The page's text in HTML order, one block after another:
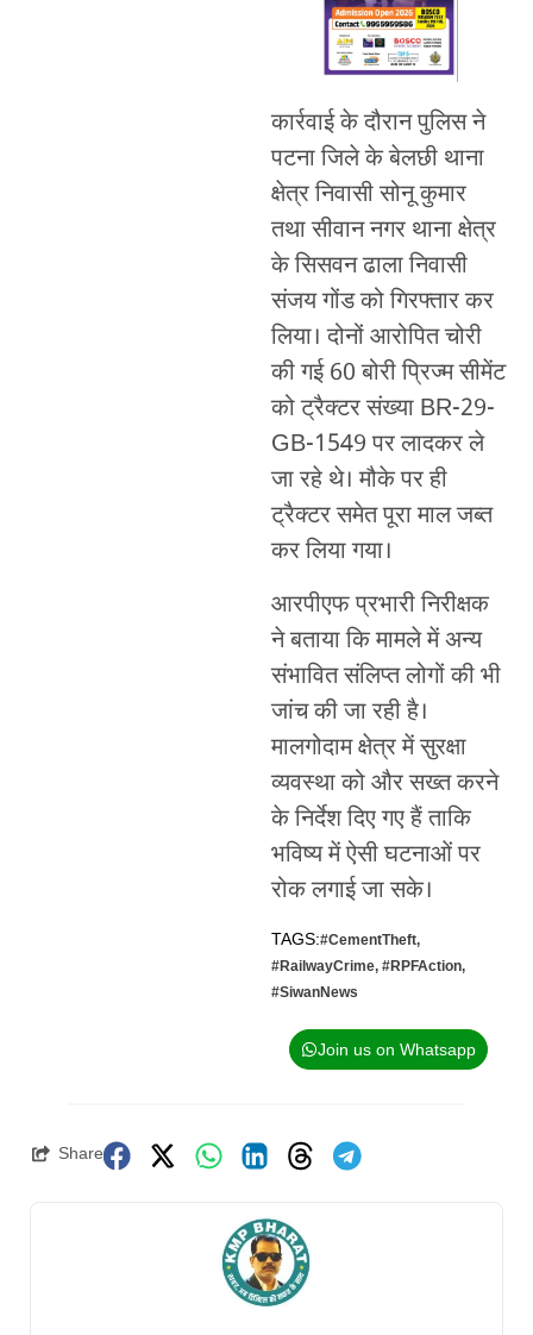
कार्रवाई के दौरान पुलिस ने
पटना जिले के बेलछी थाना
क्षेत्र निवासी सोनू कुमार
तथा सीवान नगर थाना क्षेत्र
के सिसवन ढाला निवासी
संजय गोंड को गिरफ्तार कर
लिया। दोनों आरोपित चोरी
की गई 60 बोरी प्रिज्म सीमेंट
को ट्रैक्टर संख्या BR-29-
GB-1549 पर लादकर ले
जा रहे थे। मौके पर ही
ट्रैक्टर समेत पूरा माल जब्त
कर लिया गया।
आरपीएफ प्रभारी निरीक्षक
ने बताया कि मामले में अन्य
संभावित संलिप्त लोगों की भी
जांच की जा रही है।
मालगोदाम क्षेत्र में सुरक्षा
व्यवस्था को और सख्त करने
के निर्देश दिए गए हैं ताकि
भविष्य में ऐसी घटनाओं पर
रोक लगाई जा सके।
TAGS:#CementTheft,
#RailwayCrime, #RPFAction,
#SiwanNews
Join us on Whatsapp
Share